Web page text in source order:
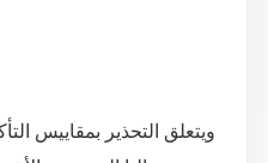
ويتعلق التحذير بمقاييس